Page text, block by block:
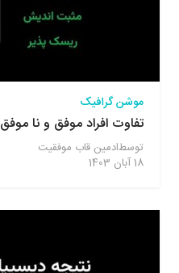
موشن گرافیک
تفاوت افراد موفق و نا موفق
توسطادمین قاب موفقیت
18 آبان 1403